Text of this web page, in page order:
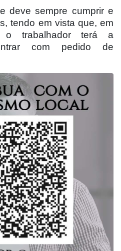
deve sempre cumprir e
tendo em vista que, em
o trabalhador terá a
com pedido de